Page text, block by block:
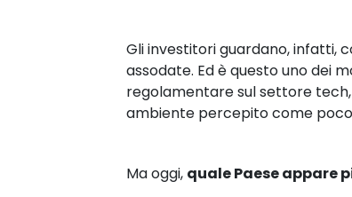
Gli investitori guardano, infatti,
assodate. Ed è questo uno dei
regolamentare sul settore
ambiente percepito come
Ma oggi, quale Paese appare